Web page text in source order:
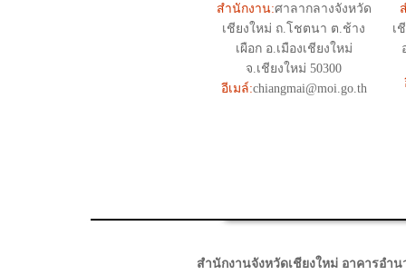
สำนักงาน:ศาลากลางจังหวัด
เชียงใหม่ ถ.โชตนา ต.ช้าง
เผือก อ.เมืองเชียงใหม่
จ.เชียงใหม่ 50300
อีเมล์:chiangmai@moi.go.th
เ
สำนักงานจังหวัดเชียงใหม่ อาคารอำน